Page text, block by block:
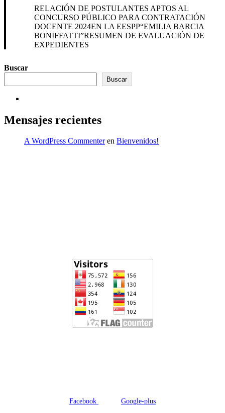
RELACIÓN DE POSTULANTES APTOS AL
CONCURSO PÚBLICO PARA CONTRATACIÓN
DOCENTE 2024EN LA EESPP“EMILIA BARCIA
BONIFFATTI”RESUMEN DE EVALUACIÓN DE
EXPEDIENTES
Buscar
Buscar
Mensajes recientes
A WordPress Commenteren Bienvenidos!
Facebook
Google-plus